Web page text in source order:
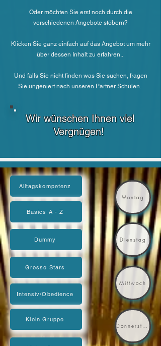
Oder möchten Sie erst noch durch die
verschiedenen Angebote stöbern?
Klicken Sie ganz einfach auf das Angebot um mehr
über dessen Inhalt zu erfahren..
Und falls Sie nicht finden was Sie suchen, fragen
Sie ungeniert nach unseren Partner Schulen.
Wir wünschen Ihnen viel
Vergnügen!
Alltagskompetenz
Basics A - Z
Dummy
Grosse Stars
Intensiv/Obedience
Klein Gruppe
Montag
Dienstag
Mittwoch
Donnerstag